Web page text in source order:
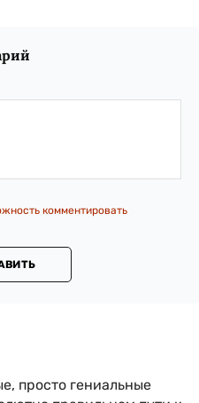
комментировать
просто гениальные